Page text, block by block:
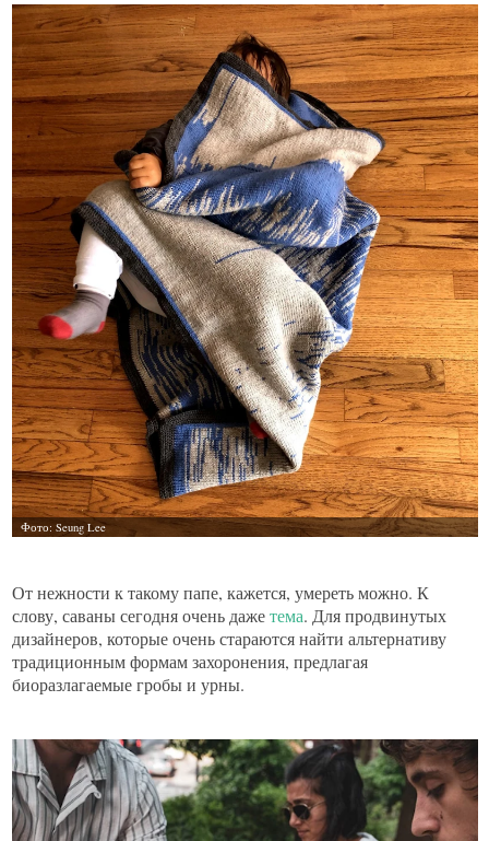
От нежности к такому папе, кажется, умереть можно. К
слову, саваны сегодня очень дажетема. Для продвинутых
дизайнеров, которые очень стараются найти альтернативу
традиционным формам захоронения, предлагая
биоразлагаемые гробы и урны.